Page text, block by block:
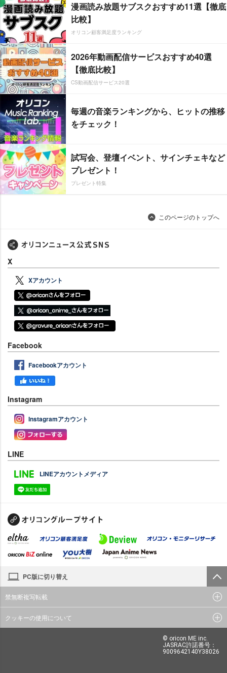
漫画読み放題サブスクおすすめ11選【徹底
比較】
オリコン顧客満足度ランキング
2026年動画配信サービスおすすめ40選
【徹底比較】
CS動画配信サービス20選
毎週の音楽ランキングから、ヒットの推移
をチェック！
試写会、登壇イベント、サインチェキなど
プレゼント！
プレゼント特集
このページのトップへ
X
Xアカウント
Facebook
Facebookアカウント
Instagram
Instagramアカウント
LINE
LINEアカウントメディア
PC版に切り替え
禁無断複写転載
クッキーの使用について
© oricon ME inc.
JASRAC許諾番号：
9009642140Y38026